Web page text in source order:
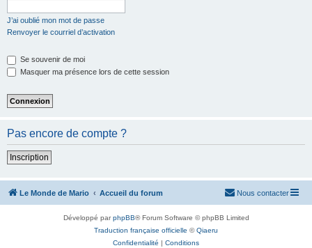
J’ai oublié mon mot de passe
Renvoyer le courriel d’activation
Se souvenir de moi
Masquer ma présence lors de cette session
Pas encore de compte ?
Inscription
Le Monde de Mario Accueil du forum Nous contacter
Développé parphpBB® Forum Software © phpBB Limited
Traduction française officielle ©Qiaeru
Confidentialité | Conditions